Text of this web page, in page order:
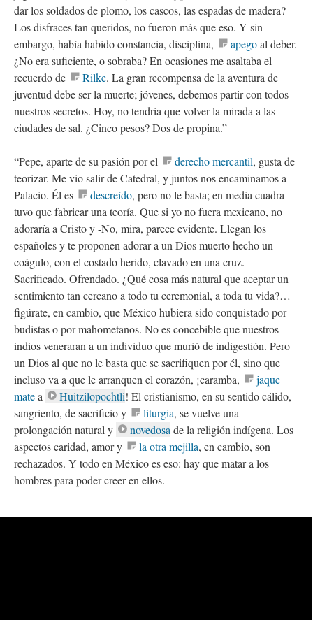
dar los soldados de plomo, los cascos, las espadas de madera?
Los disfraces tan queridos, no fueron más que eso. Y sin
embargo, había habido constancia, disciplina,
apegoal deber.
¿No era suficiente, o sobraba? En ocasiones me asaltaba el
recuerdo de
Rilke. La gran recompensa de la aventura de
juventud debe ser la muerte; jóvenes, debemos partir con todos
nuestros secretos. Hoy, no tendría que volver la mirada a las
ciudades de sal. ¿Cinco pesos? Dos de propina.”
“Pepe, aparte de su pasión por el derecho mercantil, gusta de
teorizar. Me vio salir de Catedral, y juntos nos encaminamos a
Palacio. Él es
descreído, pero no le basta; en media cuadra
tuvo que fabricar una teoría. Que si yo no fuera mexicano, no
adoraría a Cristo y -No, mira, parece evidente. Llegan los
españoles y te proponen adorar a un Dios muerto hecho un
coágulo, con el costado herido, clavado en una cruz.
Sacrificado. Ofrendado. ¿Qué cosa más natural que aceptar un
sentimiento tan cercano a todo tu ceremonial, a toda tu vida?…
figúrate, en cambio, que México hubiera sido conquistado por
budistas o por mahometanos. No es concebible que nuestros
indios veneraran a un individuo que murió de indigestión. Pero
un Dios al que no le basta que se sacrifiquen por él, sino que
incluso va a que le arranquen el corazón, ¡caramba,
jaque
matea Huitzilopochtli! El cristianismo, en su sentido cálido,
sangriento, de sacrificio y
liturgia, se vuelve una
prolongación natural y
novedosade la religión indígena. Los
aspectos caridad, amor y
la otra mejilla, en cambio, son
rechazados. Y todo en México es eso: hay que matar a los
hombres para poder creer en ellos.